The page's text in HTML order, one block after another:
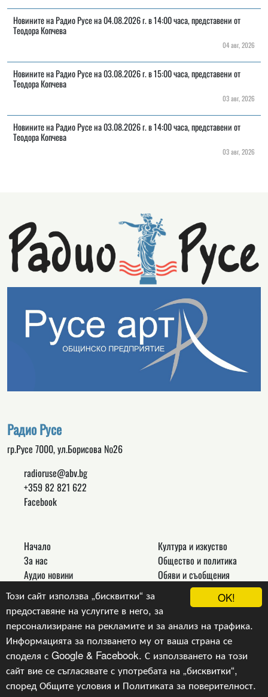
OK!
Този сайт използва „бисквитки“ за
предоставяне на услугите в него, за
персонализиране на рекламите и за анализ на трафика.
Информацията за ползването му от ваша страна се
споделя с Google & Facebook. С използването на този
сайт вие се съгласявате с употребата на „бисквитки“,
споредОбщите условия и Политиката за поверителност.
Новините на Радио Русе на 04.08.2026 г. в 14:00 часа, представени от
Теодора Копчева
04 авг, 2026
Новините на Радио Русе на 03.08.2026 г. в 15:00 часа, представени от
Теодора Копчева
03 авг, 2026
Новините на Радио Русе на 03.08.2026 г. в 14:00 часа, представени от
Теодора Копчева
03 авг, 2026
Радио Русе
гр.Русе 7000, ул.Борисова №26
radioruse@abv.bg
+359 82 821 622
Facebook
Начало
За нас
Аудио новини
Реклама
Връзки
Контакти
Култура и изкуство
Общество и политика
Обяви и съобщения
Новини
Други
Copyright © 2024, v.1.0,Радио Русе, Уеб Дизайн и
програмиране :Гейт.БГ ЕООД